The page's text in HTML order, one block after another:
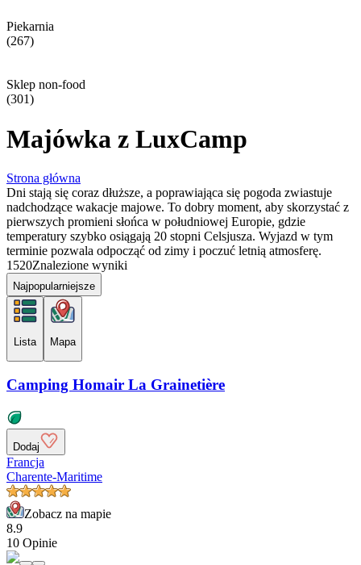
Piekarnia
(267)
Sklep non-food
(301)
Majówka z LuxCamp
Strona główna
Dni stają się coraz dłuższe, a poprawiająca się pogoda zwiastuje
nadchodzące wakacje majowe. To dobry moment, aby skorzystać z
pierwszych promieni słońca w południowej Europie, gdzie
temperatury szybko osiągają 20 stopni Celsjusza. Wyjazd w tym
terminie pozwala odpocząć od zimy i poczuć letnią atmosferę.
1520Znalezione wyniki
Najpopularniejsze
Lista Mapa
Camping Homair La Grainetière
Dodaj
Francja
Charente-Maritime
Zobacz na mapie
8.9
10 Opinie